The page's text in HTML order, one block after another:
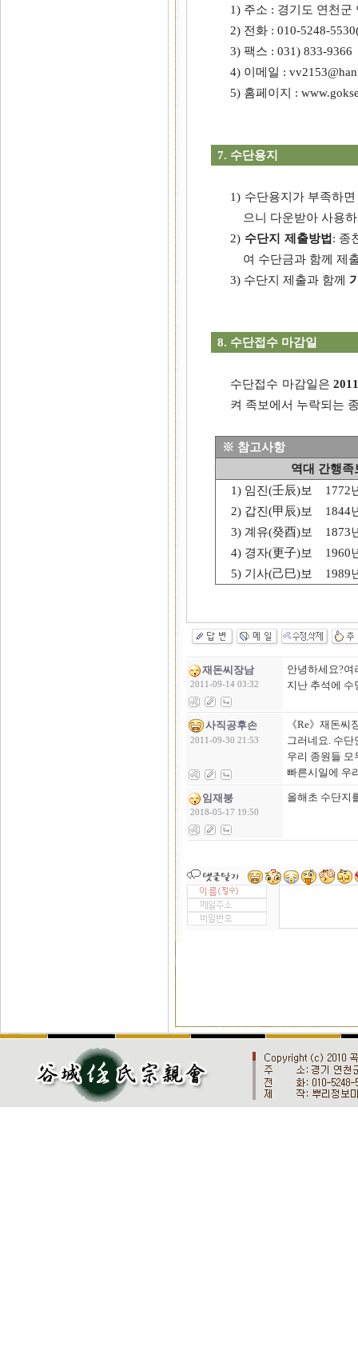
1) 주소 : 경기도 연천군
2) 전화 : 010-5248-
3) 팩스 : 031) 833-9366
4) 이메일 :
5) 홈페이지 :
7. 수단용지
1) 수단용지가 부족하
으니 다운받아 사용
2) 수단지 제출방법 : 종
여 수단금과 함께 제
3) 수단지 제출과 함께
8. 수단접수 마감일
수단접수 마감일은
켜 족보에서 누락되는
※ 참고사항
역대 간행족
1) 임진(壬辰)보 1772
2) 갑진(甲辰)보 1844
3) 계유(癸酉)보 1873
4) 경자(更子)보 1960
5) 기사(己巳)보 1989
재돈씨장남
2011-09-14 03:32
안녕하세요?여
지난 추석에 수
사직공후손
2011-09-30 21:53
《Re》재돈씨
그러네요. 수단
우리 종원들
빠른시일에 우
임재붕
2018-05-17 19:50
올해초 수단지